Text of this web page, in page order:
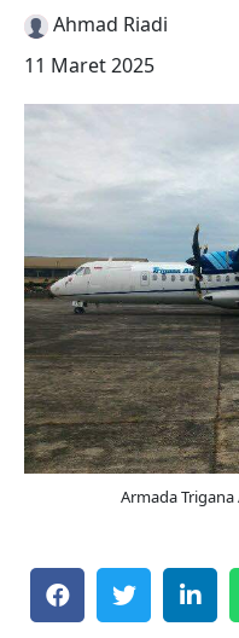
Ahmad Riadi
11 Maret 2025
Armada Trigana